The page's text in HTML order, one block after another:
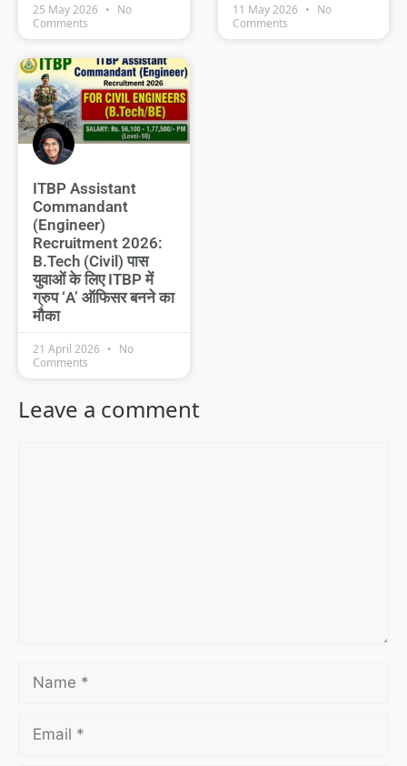
25 May 2026
No
Comments
11 May 2026
No
Comments
ITBP Assistant
Commandant
(Engineer)
Recruitment 2026:
B.Tech (Civil) पास
युवाओं के लिए ITBP में
ग्रुप ‘A’ ऑफिसर बनने का
मौका
21 April 2026
No
Comments
Leave a comment